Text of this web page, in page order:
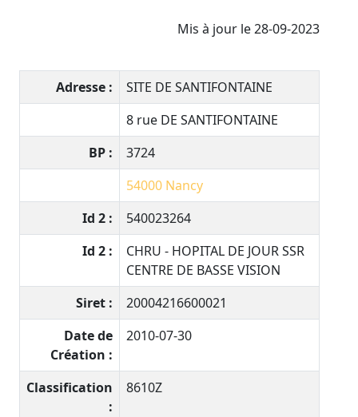
Mis à jour le 28-09-2023
Adresse :
SITE DE SANTIFONTAINE
8 rue DE SANTIFONTAINE
BP :
3724
54000 Nancy
Id 2 :
540023264
Id 2 :
CHRU - HOPITAL DE JOUR SSR
CENTRE DE BASSE VISION
Siret :
20004216600021
Date de
Création :
2010-07-30
Classification
:
8610Z